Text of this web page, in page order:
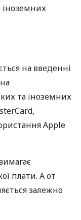
іноземних
на введенні
та іноземних
Apple
плати. А от
залежно